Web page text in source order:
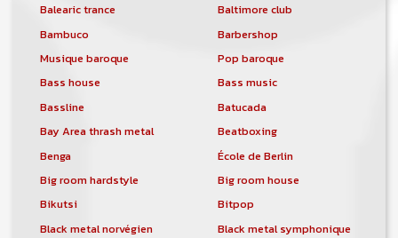
Balearic trance
Baltimore club
Bambuco
Barbershop
Musique baroque
Pop baroque
Bass house
Bass music
Bassline
Batucada
Bay Area thrash metal
Beatboxing
Benga
École de Berlin
Big room hardstyle
Big room house
Bikutsi
Bitpop
Black metal norvégien
Black metal symphonique